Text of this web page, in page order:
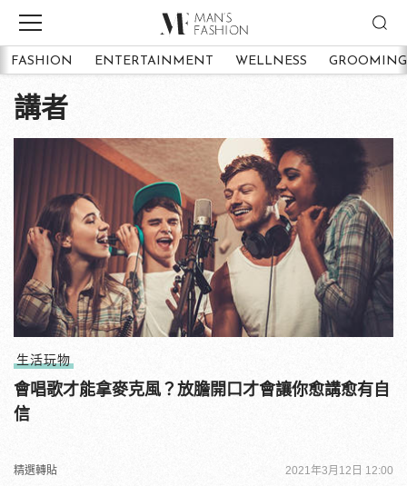
FASHION ENTERTAINMENT WELLNESS GROOMING
講者
生活玩物
會唱歌才能拿麥克風？放膽開口才會讓你愈講愈有自
信
精選轉貼 2021年3月12日 12:00